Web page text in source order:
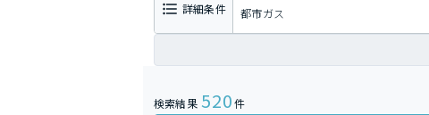
詳細条件 都市ガス
検索結果 520件